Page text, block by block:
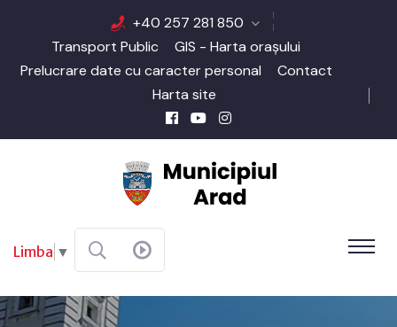
+40 257 281 850
Transport Public
GIS - Harta orașului
Prelucrare date cu caracter personal
Contact
Harta site
Limba ▼